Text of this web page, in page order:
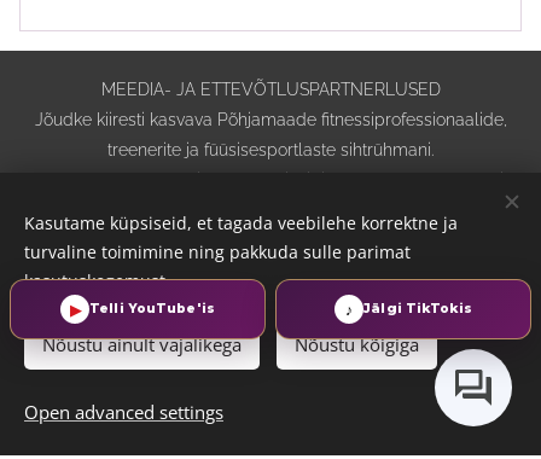
MEEDIA- JA ETTEVÕTLUSPARTNERLUSED
Jõudke kiiresti kasvava Põhjamaade fitnessiprofessionaalide,
treenerite ja füüsisesportlaste sihtrühmani.
IFBB Nordic Academy · VI Coaching Oy · Kõik õigused kaitstud
Arutame partnerlust: info@ifbbacademynordic.com
Privaatsusteade·Küpsiste ja jälgimise poliitika · Veebisaidi
kasutustingimused·Ostu-, tühistamis- ja tagastustingimused·
Tehisintellekti läbipaistvus
Kasutame küpsiseid, et tagada veebilehe korrektne ja
turvaline toimimine ning pakkuda sulle parimat
kasutuskogemust.
Nõustu ainult vajalikega Nõustu kõigiga
Open advanced settings
▶ Telli YouTube'is ♪ Jälgi TikTokis